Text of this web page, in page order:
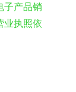
子产品销
业执照依